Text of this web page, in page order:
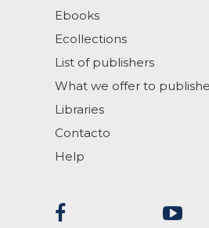
Ebooks
Ecollections
List of publishers
What we offer to
Libraries
Contacto
Help